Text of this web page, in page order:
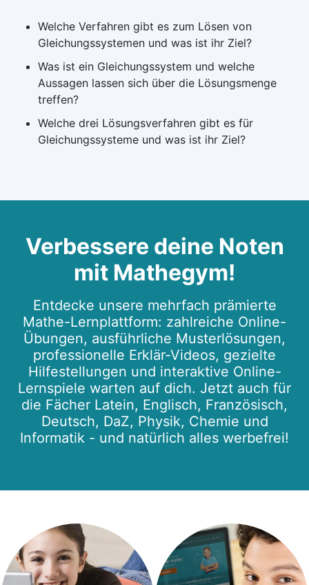
Welche Verfahren gibt es zum Lösen von
Gleichungssystemen und was ist ihr Ziel?
Was ist ein Gleichungssystem und welche
Aussagen lassen sich über die Lösungsmenge
treffen?
Welche drei Lösungsverfahren gibt es für
Gleichungssysteme und was ist ihr Ziel?
Verbessere deine Noten
mit Mathegym!
Entdecke unsere mehrfach prämierte
Mathe-Lernplattform: zahlreiche Online-
Übungen, ausführliche Musterlösungen,
professionelle Erklär-Videos, gezielte
Hilfestellungen und interaktive Online-
Lernspiele warten auf dich. Jetzt auch für
die Fächer Latein, Englisch, Französisch,
Deutsch, DaZ, Physik, Chemie und
Informatik - und natürlich alles werbefrei!